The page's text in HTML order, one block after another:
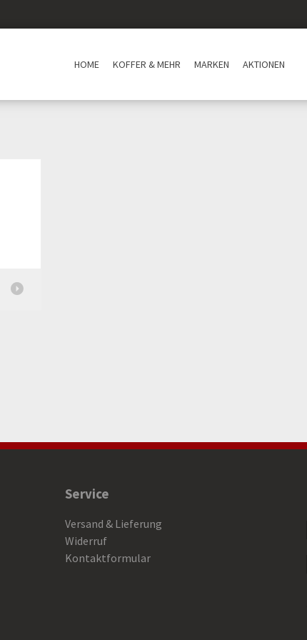
HOME KOFFER & MEHR MARKEN AKTIONEN
Service
Versand & Lieferung
Widerruf
Kontaktformular